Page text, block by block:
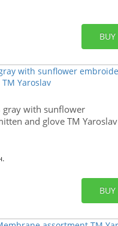
BUY
gray with sunflower
and glove TM Yaroslav
BUY